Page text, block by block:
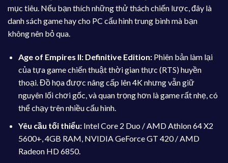
mục tiêu. Nếu bạn thích những thử thách chiến lược, đây là
danh sách game hay cho PC cấu hình trung bình mà bạn
không nên bỏ qua.
Age of Empires II: Definitive Edition:Phiên bản làm lại
của tựa game chiến thuật thời gian thực (RTS) huyền
thoại. Đồ họa được nâng cấp lên 4K nhưng vẫn giữ
nguyên lối chơi gốc, và quan trọng hơn là game rất nhẹ, có
thể chạy trên nhiều cấu hình.
Yêu cầu tối thiểu:Intel Core 2 Duo / AMD Athlon 64 X2
5600+, 4GB RAM, NVIDIA GeForce GT 420 / AMD
Radeon HD 6850.